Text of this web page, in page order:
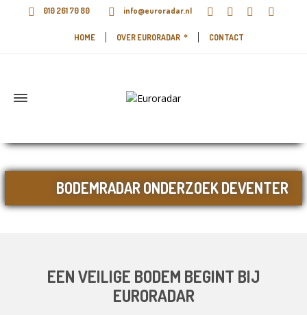
010 261 70 80 info@euroradar.nl
HOME OVER EURORADAR CONTACT
BODEMRADAR ONDERZOEK DEVENTER
EEN VEILIGE BODEM BEGINT BIJ
EURORADAR